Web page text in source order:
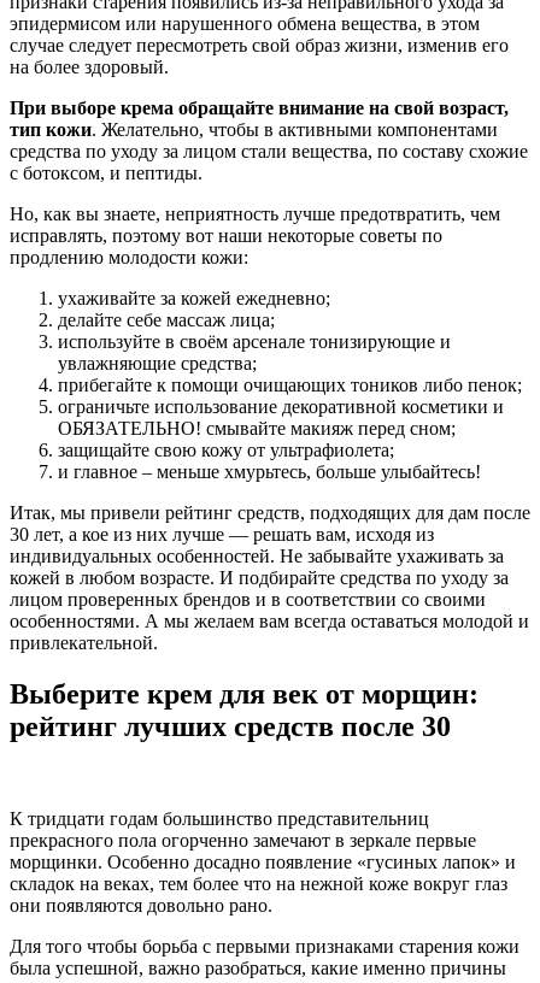
эпидермисом или нарушенного обмена вещества, в этом
случае следует пересмотреть свой образ жизни, изменив его
на более здоровый.
При выборе крема обращайте внимание на свой возраст,
тип кожи. Желательно, чтобы в активными компонентами
средства по уходу за лицом стали вещества, по составу схожие
с ботоксом, и пептиды.
Но, как вы знаете, неприятность лучше предотвратить, чем
исправлять, поэтому вот наши некоторые советы по
продлению молодости кожи:
ухаживайте за кожей ежедневно;
делайте себе массаж лица;
используйте в своём арсенале тонизирующие и
увлажняющие средства;
прибегайте к помощи очищающих тоников либо пенок;
ограничьте использование декоративной косметики и
ОБЯЗАТЕЛЬНО! смывайте макияж перед сном;
защищайте свою кожу от ультрафиолета;
и главное – меньше хмурьтесь, больше улыбайтесь!
Итак, мы привели рейтинг средств, подходящих для дам после
30 лет, а кое из них лучше — решать вам, исходя из
индивидуальных особенностей. Не забывайте ухаживать за
кожей в любом возрасте. И подбирайте средства по уходу за
лицом проверенных брендов и в соответствии со своими
особенностями. А мы желаем вам всегда оставаться молодой и
привлекательной.
Выберите крем для век от морщин:
рейтинг лучших средств после 30
К тридцати годам большинство представительниц
прекрасного пола огорченно замечают в зеркале первые
морщинки. Особенно досадно появление «гусиных лапок» и
складок на веках, тем более что на нежной коже вокруг глаз
они появляются довольно рано.
Для того чтобы борьба с первыми признаками старения кожи
была успешной, важно разобраться, какие именно причины